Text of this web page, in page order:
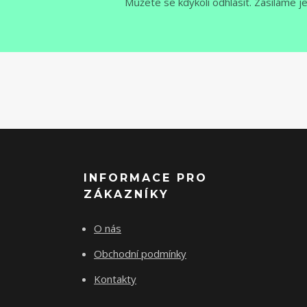
INFORMACE PRO
ZÁKAZNÍKY
O nás
Obchodní podmínky
Kontakty